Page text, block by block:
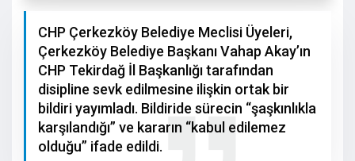
CHP Çerkezköy Belediye Meclisi Üyeleri,
Çerkezköy Belediye Başkanı Vahap Akay’ın
CHP Tekirdağ İl Başkanlığı tarafından
disipline sevk edilmesine ilişkin ortak bir
bildiri yayımladı. Bildiride sürecin “şaşkınlıkla
karşılandığı” ve kararın “kabul edilemez
olduğu” ifade edildi.